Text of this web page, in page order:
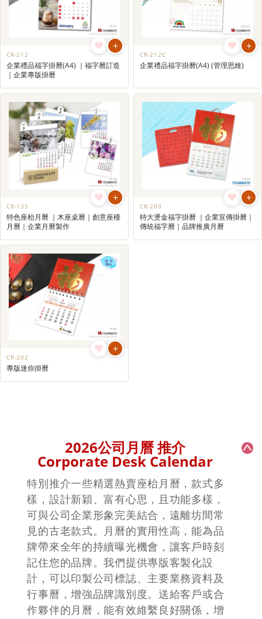
+
CR-212
企業禮品福字掛曆(A4) ｜福字曆訂造
｜企業專版掛曆
+
CR-212C
企業禮品福字掛曆(A4) (管理思維)
+
CR-135
特色座枱月曆 ｜木座桌曆｜創意座檯
月曆｜企業月曆製作
+
CR-209
特大燙金福字掛曆 ｜企業宣傳掛曆｜
傳統福字曆｜品牌推廣月曆
+
CR-202
專版迷你掛曆
2026公司月曆 推介
Corporate Desk Calendar
特別推介一些精選熱賣座枱月曆，款式多
樣，設計新穎、富有心思，且功能多樣，
可與公司企業形象完美結合，遠離坊間常
見的古老款式。月曆的實用性高，能為品
牌帶來全年的持續曝光機會，讓客戶時刻
記住您的品牌。我們提供專版客製化設
計，可以印製公司標誌、主要業務資料及
行事曆，增強品牌識別度。送給客戶或合
作夥伴的月曆，能有效維繫良好關係，增